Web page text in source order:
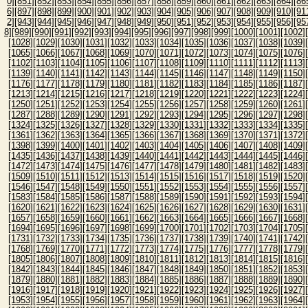
6] [897] [898] [899] [900] [901] [902] [903] [904] [905] [906] [907] [908] [909] [910]
2] [943] [944] [945] [946] [947] [948] [949] [950] [951] [952] [953] [954] [955] [956]
8] [989] [990] [991] [992] [993] [994] [995] [996] [997] [998] [999] [1000] [1001] [1002]
[1028] [1029] [1030] [1031] [1032] [1033] [1034] [1035] [1036] [1037] [1038] [1039]
[1065] [1066] [1067] [1068] [1069] [1070] [1071] [1072] [1073] [1074] [1075] [1076]
[1102] [1103] [1104] [1105] [1106] [1107] [1108] [1109] [1110] [1111] [1112] [1113]
[1139] [1140] [1141] [1142] [1143] [1144] [1145] [1146] [1147] [1148] [1149] [1150]
[1176] [1177] [1178] [1179] [1180] [1181] [1182] [1183] [1184] [1185] [1186] [1187]
[1213] [1214] [1215] [1216] [1217] [1218] [1219] [1220] [1221] [1222] [1223] [1224]
[1250] [1251] [1252] [1253] [1254] [1255] [1256] [1257] [1258] [1259] [1260] [1261]
[1287] [1288] [1289] [1290] [1291] [1292] [1293] [1294] [1295] [1296] [1297] [1298]
[1324] [1325] [1326] [1327] [1328] [1329] [1330] [1331] [1332] [1333] [1334] [1335]
[1361] [1362] [1363] [1364] [1365] [1366] [1367] [1368] [1369] [1370] [1371] [1372]
[1398] [1399] [1400] [1401] [1402] [1403] [1404] [1405] [1406] [1407] [1408] [1409]
[1435] [1436] [1437] [1438] [1439] [1440] [1441] [1442] [1443] [1444] [1445] [1446]
[1472] [1473] [1474] [1475] [1476] [1477] [1478] [1479] [1480] [1481] [1482] [1483]
[1509] [1510] [1511] [1512] [1513] [1514] [1515] [1516] [1517] [1518] [1519] [1520]
[1546] [1547] [1548] [1549] [1550] [1551] [1552] [1553] [1554] [1555] [1556] [1557]
[1583] [1584] [1585] [1586] [1587] [1588] [1589] [1590] [1591] [1592] [1593] [1594]
[1620] [1621] [1622] [1623] [1624] [1625] [1626] [1627] [1628] [1629] [1630] [1631]
[1657] [1658] [1659] [1660] [1661] [1662] [1663] [1664] [1665] [1666] [1667] [1668]
[1694] [1695] [1696] [1697] [1698] [1699] [1700] [1701] [1702] [1703] [1704] [1705]
[1731] [1732] [1733] [1734] [1735] [1736] [1737] [1738] [1739] [1740] [1741] [1742]
[1768] [1769] [1770] [1771] [1772] [1773] [1774] [1775] [1776] [1777] [1778] [1779]
[1805] [1806] [1807] [1808] [1809] [1810] [1811] [1812] [1813] [1814] [1815] [1816]
[1842] [1843] [1844] [1845] [1846] [1847] [1848] [1849] [1850] [1851] [1852] [1853]
[1879] [1880] [1881] [1882] [1883] [1884] [1885] [1886] [1887] [1888] [1889] [1890]
[1916] [1917] [1918] [1919] [1920] [1921] [1922] [1923] [1924] [1925] [1926] [1927]
[1953] [1954] [1955] [1956] [1957] [1958] [1959] [1960] [1961] [1962] [1963] [1964]